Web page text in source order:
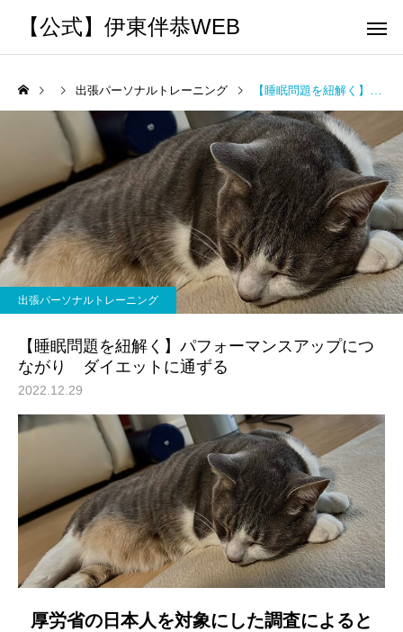
【公式】伊東伴恭WEB
トレーナーとして 個別トレー
出張 講演 セミナー 運動・体操
パーソナルトレーニ
ング
キックボクシングで本当に
痩せますか？｜元日本王者
で答えます
パーソナルトレーニ
ング
パーソナルトレーナー
び方｜失敗しない7つの
解説
出張パーソナルトレーニング 【睡眠問題を紐解く】パフォーマンスアップにつながり ダイエットに通ずる
出張パーソナルトレーニング
【睡眠問題を紐解く】パフォーマンスアップにつ
ながり ダイエットに通ずる
2022.12.29
厚労省の日本人を対象にした調査によると